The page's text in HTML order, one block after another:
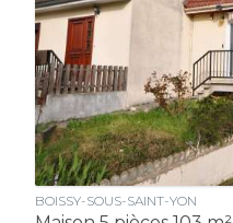
BOISSY-SOUS-SAINT-YON